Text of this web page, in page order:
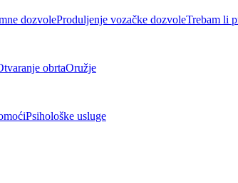
dozvoleProduljenje vozačke dozvoleTrebam li
obrtaOružje
Psihološke usluge